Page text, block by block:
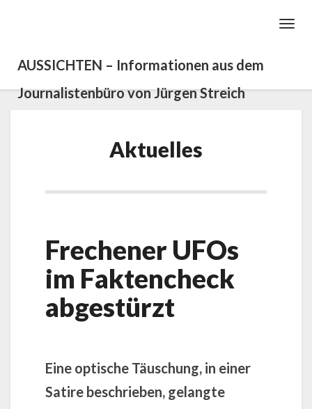
AUSSICHTEN – Informationen aus dem
Journalistenbüro von Jürgen Streich
Aktuelles
Frechener UFOs
im Faktencheck
abgestürzt
Eine optische Täuschung, in einer
Satire beschrieben, gelangte